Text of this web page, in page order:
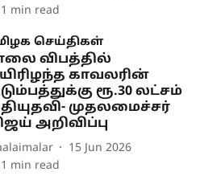
1 min read
செய்திகள்
விபத்தில்
காவலரின்
ரூ.30 லட்சம்
முதலமைச்சர்
அறிவிப்பு
15 Jun 2026
1 min read